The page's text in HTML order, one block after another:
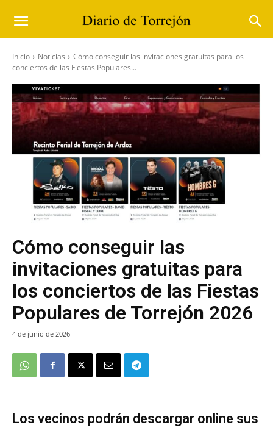
Inicio Noticias
Cómo conseguir las invitaciones gratuitas para los
conciertos de las Fiestas Populares...
Cómo conseguir las
invitaciones gratuitas para
los conciertos de las Fiestas
Populares de Torrejón 2026
4 de junio de 2026
Los vecinos podrán descargar online sus